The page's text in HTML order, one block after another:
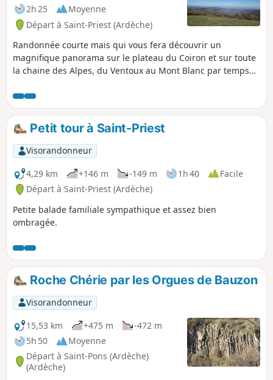
2h 25
Moyenne
Départ à Saint-Priest (Ardèche)
Randonnée courte mais qui vous fera découvrir un
magnifique panorama sur le plateau du Coiron et sur toute
la chaine des Alpes, du Ventoux au Mont Blanc par temps
Petit tour à Saint-Priest
Visorandonneur
4,29 km
+146 m -149 m 1h 40
Facile
Départ à Saint-Priest (Ardèche)
Petite balade familiale sympathique et assez bien
ombragée.
Roche Chérie par les Orgues de Bauzon
Visorandonneur
15,53 km
+475 m
-472 m
5h 50
Moyenne
Départ à Saint-Pons (Ardèche)
(Ardèche)